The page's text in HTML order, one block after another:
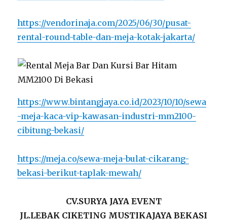
https://vendorinaja.com/2025/06/30/pusat-
rental-round-table-dan-meja-kotak-jakarta/
https://www.bintangjaya.co.id/2023/10/10/sewa
-meja-kaca-vip-kawasan-industri-mm2100-
cibitung-bekasi/
https://meja.co/sewa-meja-bulat-cikarang-
bekasi-berikut-taplak-mewah/
CV.SURYA JAYA EVENT
JL.LEBAK CIKETING MUSTIKAJAYA BEKASI